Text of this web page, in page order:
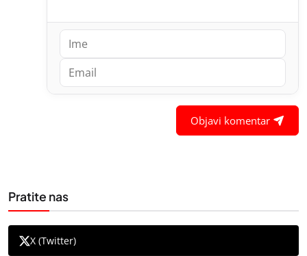
Objavi komentar
Pratite nas
X (Twitter)